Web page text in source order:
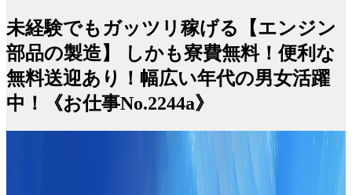
未経験でもガッツリ稼げる【エンジン
部品の製造】 しかも寮費無料！便利な
無料送迎あり！幅広い年代の男女活躍
中！《お仕事No.2244a》